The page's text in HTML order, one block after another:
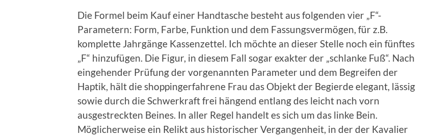
Die Formel beim Kauf einer Handtasche besteht aus folgenden vier „F“-
Parametern: Form, Farbe, Funktion und dem Fassungsvermögen, für z.B.
komplette Jahrgänge Kassenzettel. Ich möchte an dieser Stelle noch ein fünftes
„F“ hinzufügen. Die Figur, in diesem Fall sogar exakter der „schlanke Fuß“. Nach
eingehender Prüfung der vorgenannten Parameter und dem Begreifen der
Haptik, hält die shoppingerfahrene Frau das Objekt der Begierde elegant, lässig
sowie durch die Schwerkraft frei hängend entlang des leicht nach vorn
ausgestreckten Beines. In aller Regel handelt es sich um das linke Bein.
Möglicherweise ein Relikt aus historischer Vergangenheit, in der der Kavalier